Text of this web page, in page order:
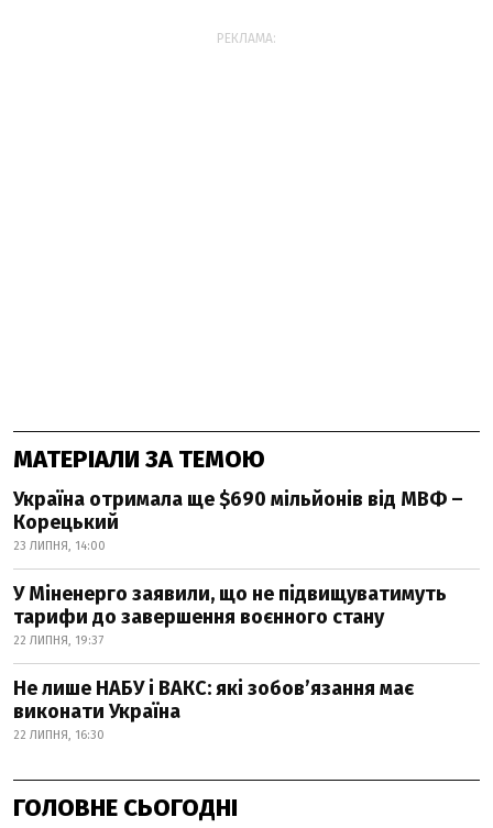
РЕКЛАМА:
МАТЕРІАЛИ ЗА ТЕМОЮ
Україна отримала ще $690 мільйонів від МВФ –
Корецький
23 ЛИПНЯ, 14:00
У Міненерго заявили, що не підвищуватимуть
тарифи до завершення воєнного стану
22 ЛИПНЯ, 19:37
Не лише НАБУ і ВАКС: які зобов’язання має
виконати Україна
22 ЛИПНЯ, 16:30
ГОЛОВНЕ СЬОГОДНІ